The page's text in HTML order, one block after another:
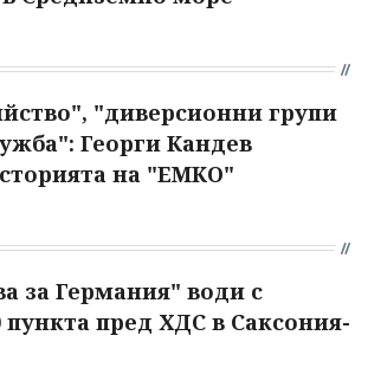
"диверсионни групи
Георги Кандев
на "ЕМКО"
за Германия" води с
пред ХДС в Саксония-